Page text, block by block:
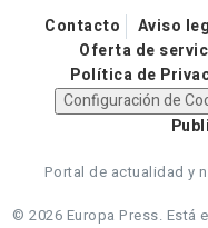
Contacto Aviso
Oferta de
Política de
Configuración de
Portal de actualidad y
© 2026 Europa Press. Está